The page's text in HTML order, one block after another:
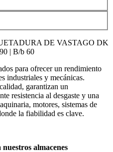
DE VASTAGO DK
| B/b 60
para ofrecer un rendimiento
industriales y mecánicas.
garantizan un
resistencia al desgaste y una
motores, sistemas de
la fiabilidad es clave.
almacenes